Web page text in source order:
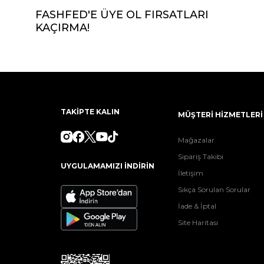
FASHFED'E ÜYE OL FIRSATLARI
KAÇIRMA!
TAKİPTE KALIN
UYGULAMAMIZI İNDİRİN
MÜŞTERİ HİZMETLERİ
Mağazalar
Sipariş Takibi
İletişim
Sıkça Sorulan Sorular
İade & İptal
Site Haritası